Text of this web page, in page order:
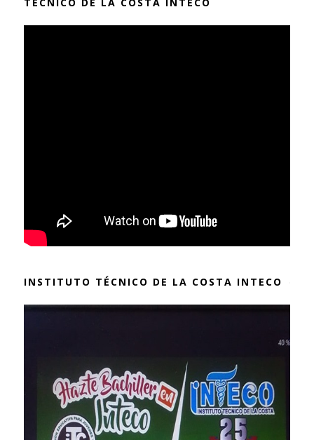
INSTITUTO TÉCNICO DE LA COSTA INTECO